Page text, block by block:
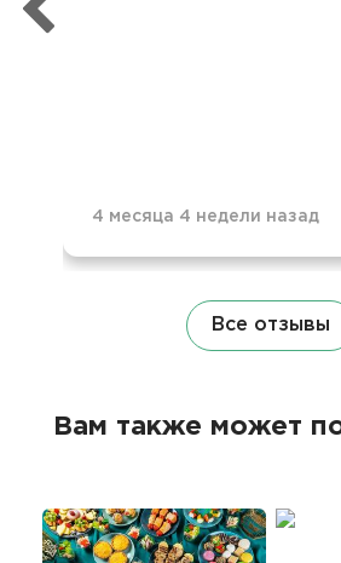
4 месяца 4 недели назад
Все отзывы
Вам также может